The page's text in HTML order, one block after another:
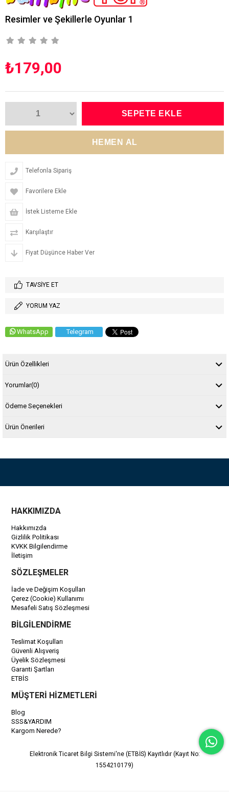
Resimler ve Şekillerle Oyunlar 1
₺179,00
Telefonla Sipariş
Favorilere Ekle
İstek Listeme Ekle
Karşılaştır
Fiyat Düşünce Haber Ver
TAVSIYE ET
YORUM YAZ
WhatsApp Telegram
Ürün Özellikleri
Yorumlar(0)
Ödeme Seçenekleri
Ürün Önerileri
HAKKIMIZDA
Hakkımızda
Gizlilik Politikası
KVKK Bilgilendirme
İletişim
SÖZLEŞMELER
İade ve Değişim Koşulları
Çerez (Cookie) Kullanımı
Mesafeli Satış Sözleşmesi
BİLGİLENDİRME
Teslimat Koşulları
Güvenli Alışveriş
Üyelik Sözleşmesi
Garanti Şartları
ETBİS
MÜŞTERİ HİZMETLERİ
Blog
SSS&YARDIM
Kargom Nerede?
Elektronik Ticaret Bilgi Sistemi'ne (ETBİS) Kayıtlıdır (Kayıt No:
1554210179)